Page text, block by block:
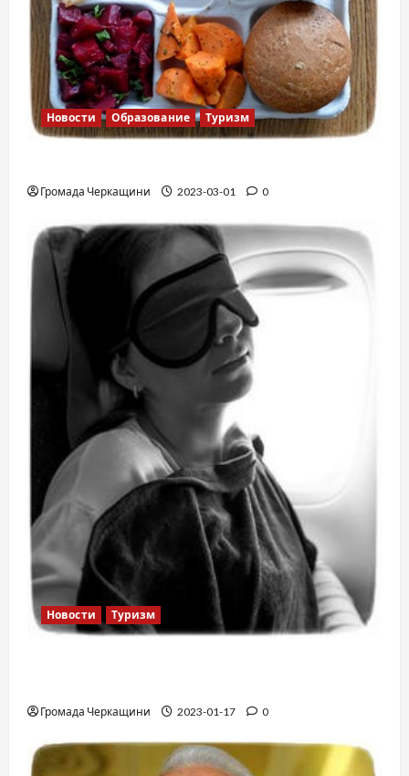
Новости Образование Туризм
Громада Черкащини 2023-03-01 0
Новости Туризм
Громада Черкащини 2023-01-17 0